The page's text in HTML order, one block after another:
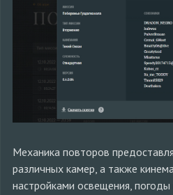
Механика повторов
различных камер, а также
настройками освещения,